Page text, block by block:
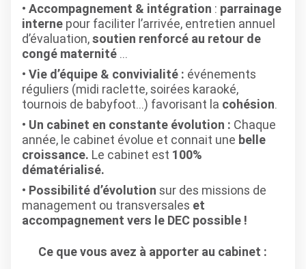
Accompagnement & intégration : parrainage
interne pour faciliter l’arrivée, entretien annuel
d’évaluation,soutien renforcé au retour de
congé maternité …
Vie d’équipe & convivialité : événements
réguliers (midi raclette, soirées karaoké,
tournois de babyfoot…) favorisant la cohésion.
Un cabinet en constante évolution : Chaque
année, le cabinet évolue et connait une belle
croissance. Le cabinet est 100%
dématérialisé.
Possibilité d’évolution sur des missions de
management ou transversales et
accompagnement vers le DEC possible !
Ce que vous avez à apporter au cabinet :